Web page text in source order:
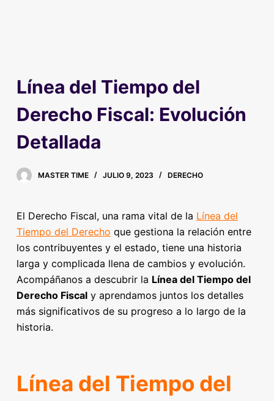
Línea del Tiempo del
Derecho Fiscal: Evolución
Detallada
MASTER TIME JULIO 9, 2023 DERECHO
El Derecho Fiscal, una rama vital de la Línea del
Tiempo del Derecho que gestiona la relación entre
los contribuyentes y el estado, tiene una historia
larga y complicada llena de cambios y evolución.
Acompáñanos a descubrir la Línea del Tiempo del
Derecho Fiscaly aprendamos juntos los detalles
más significativos de su progreso a lo largo de la
historia.
Línea del Tiempo del